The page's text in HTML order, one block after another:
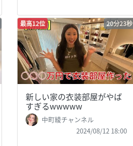
最高12位 20分23秒
新しい家の衣装部屋がやば
すぎるwwwww
中町綾チャンネル
2024/08/12 18:00